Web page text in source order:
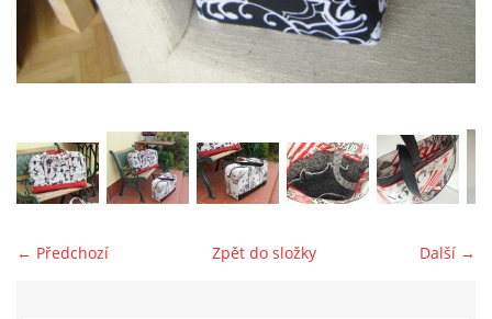
jk-laguna@seznam.cz
← Předchozí Další →
Zpět do složky